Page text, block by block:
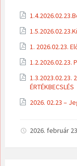
1. 2026.02.23.
1.2.2026.02.23.
1.3.2023.02.23.
ÉRTÉKBECSLÉS
2026. 02.23 –
2026. február